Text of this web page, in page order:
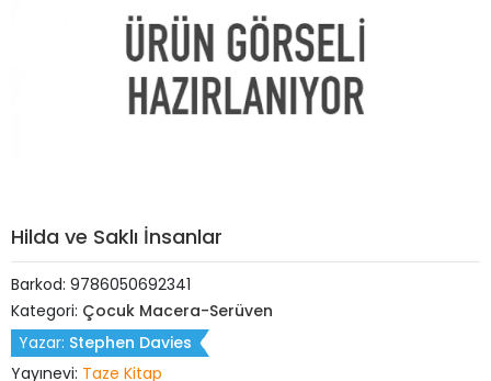
Hilda ve Saklı İnsanlar
Barkod: 9786050692341
Kategori: Çocuk Macera-Serüven
Yazar: Stephen Davies
Yayınevi: Taze Kitap